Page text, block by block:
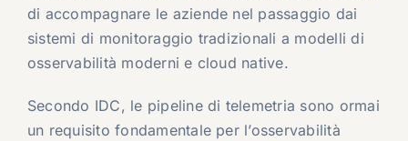
di accompagnare le aziende nel passaggio dai
sistemi di monitoraggio tradizionali a modelli di
osservabilità moderni e cloud native.
Secondo IDC, le pipeline di telemetria sono ormai
un requisito fondamentale per l’osservabilità